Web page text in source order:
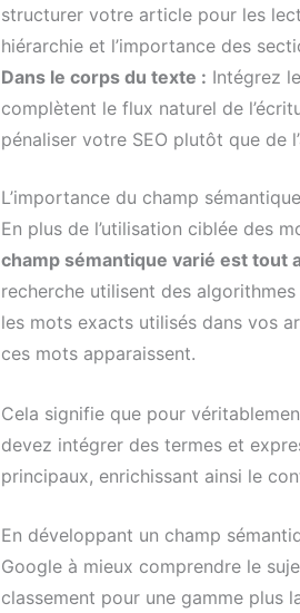
structurer votre article pour les
hiérarchie et l’importance des
Dans le corps du texte : Intégrez
complètent le flux naturel de
pénaliser votre SEO plutôt que de
L’importance du champ
En plus de l’utilisation ciblée des
champ sémantique varié est tout
recherche utilisent des
les mots exacts utilisés dans vos
ces mots apparaissent.
Cela signifie que pour
devez intégrer des termes et
principaux, enrichissant ainsi le
En développant un champ
Google à mieux comprendre le
classement pour une gamme plus